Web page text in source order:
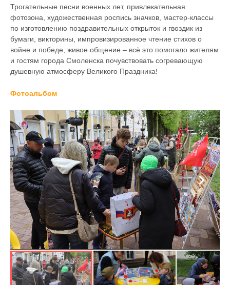
Трогательные песни военных лет, привлекательная
фотозона, художественная роспись значков, мастер-классы
по изготовлению поздравительных открыток и гвоздик из
бумаги, викторины, импровизированное чтение стихов о
войне и победе, живое общение – всё это помогало жителям
и гостям города Смоленска почувствовать согревающую
душевную атмосферу Великого Праздника!
Фотоальбом